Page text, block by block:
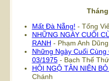
Mất Đà Nẵng! - Tống
NHỮNG NGÀY CUỐI
RANH - Phạm Anh Dũng
Những Ngày Cuối
03/1975- Bạch Thế
HỘI NGỘ TÂN NIÊN
Chánh